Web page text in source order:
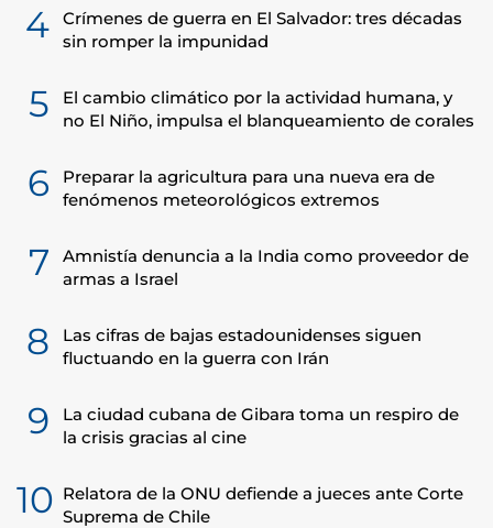
4
Crímenes de guerra en El Salvador: tres décadas
sin romper la impunidad
5
El cambio climático por la actividad humana, y
no El Niño, impulsa el blanqueamiento de corales
6
Preparar la agricultura para una nueva era de
fenómenos meteorológicos extremos
7
Amnistía denuncia a la India como proveedor de
armas a Israel
8
Las cifras de bajas estadounidenses siguen
fluctuando en la guerra con Irán
9
La ciudad cubana de Gibara toma un respiro de
la crisis gracias al cine
10 Relatora de la ONU defiende a jueces ante Corte
Suprema de Chile